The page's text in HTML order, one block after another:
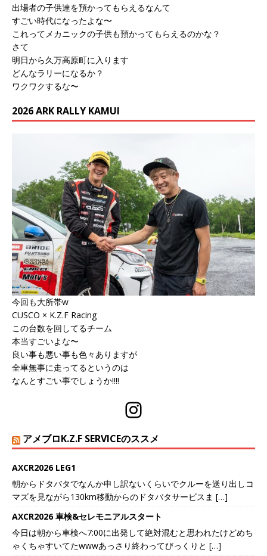
出場者の子供達を預かってもらえるなんて
すごい時代になったよな〜
これってメカニックの子供も預かってもらえるのかな？
さて
明日から久万高原町に入ります
どんなラリーになるか？
ワクワクするな〜
2026 ARK RALLY KAMUI
今回も大所帯w
CUSCO × K.Z.F Racing
この台数を回してるチーム
本当すごいよな〜
良い事も悪い事も色々ありますが
全車無事に走ってるというのは
なんとすごい事でしょうか‼️‼️
アメブロK.Z.F SERVICEのススメ
AXCR2026 LEG1
朝からドタバタでなんか申し訳ないくらいでクルーを送り出しコ
マズを見ながら130km移動からのドタバタサービスま […]
AXCR2026 車検&セレモニアルスタート
今日は朝から車検へ7:00に出発して絶対混むと思われたけどめち
ゃくちゃすいてたwwwあっさり終わってびっくりと […]